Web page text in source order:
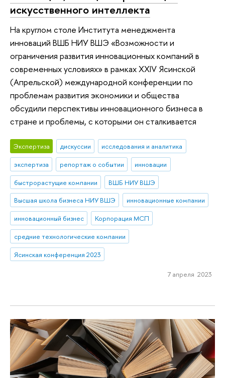
искусственного интеллекта
На круглом столе Института менеджмента
инноваций ВШБ НИУ ВШЭ «Возможности и
ограничения развития инновационных компаний в
современных условиях» в рамках XXIV Ясинской
(Апрельской) международной конференции по
проблемам развития экономики и общества
обсудили перспективы инновационного бизнеса в
стране и проблемы, с которыми он сталкивается
Экспертиза дискуссии
исследования и аналитика
экспертиза
репортаж о событии
инновации
быстрорастущие компании
ВШБ НИУ ВШЭ
Высшая школа бизнеса НИУ ВШЭ
инновационные компании
инновационный бизнес
Корпорация МСП
средние технологические компании
Ясинская конференция 2023
7 апреля 2023